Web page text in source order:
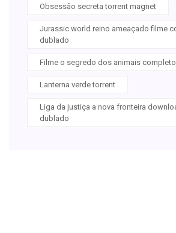
Obsessão secreta torrent magnet
Jurassic world reino ameaçado filme
dublado
Filme o segredo dos animais
Lanterna verde torrent
Liga da justiça a nova fronteira
dublado